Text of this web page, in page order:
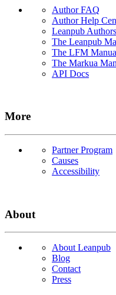
Author FAQ
Author Help
Leanpub
The Leanpub
The LFM
The Markua
API Docs
More
Partner Program
Causes
Accessibility
About
About Leanpub
Blog
Contact
Press